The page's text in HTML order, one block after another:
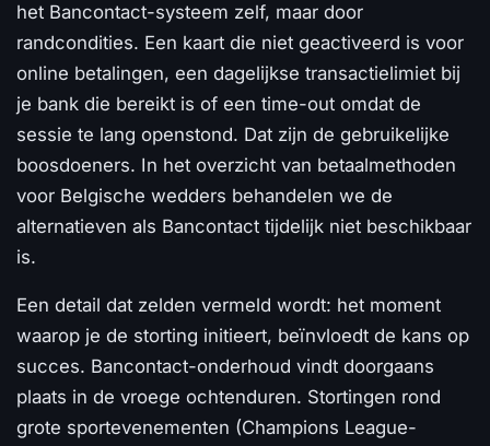
het Bancontact-systeem zelf, maar door
randcondities. Een kaart die niet geactiveerd is voor
online betalingen, een dagelijkse transactielimiet bij
je bank die bereikt is of een time-out omdat de
sessie te lang openstond. Dat zijn de gebruikelijke
boosdoeners. In het overzicht van betaalmethoden
voor Belgische wedders behandelen we de
alternatieven als Bancontact tijdelijk niet beschikbaar
is.
Een detail dat zelden vermeld wordt: het moment
waarop je de storting initieert, beïnvloedt de kans op
succes. Bancontact-onderhoud vindt doorgaans
plaats in de vroege ochtenduren. Stortingen rond
grote sportevenementen (Champions League-